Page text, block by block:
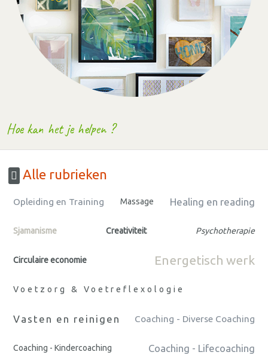
Hoe kan het je helpen ?
Alle rubrieken
Opleiding en Training Massage Healing en reading
Sjamanisme Creativiteit Psychotherapie
Circulaire economie Energetisch werk
Voetzorg & Voetreflexologie
Vasten en reinigen Coaching - Diverse Coaching
Coaching - Kindercoaching Coaching - Lifecoaching